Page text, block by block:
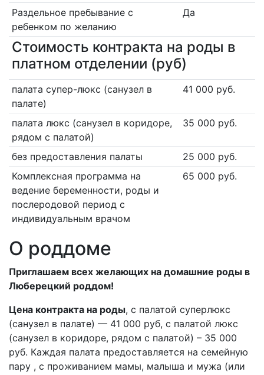
Раздельное пребывание с
ребенком по желанию
Да
Стоимость контракта на роды в
платном отделении (руб)
палата супер-люкс (санузел в
палате)
41 000 руб.
палата люкс (санузел в коридоре,
рядом с палатой)
35 000 руб.
без предоставления палаты
25 000 руб.
Комплексная программа на
ведение беременности, роды и
послеродовой период с
индивидуальным врачом
65 000 руб.
О роддоме
Приглашаем всех желающих на домашние роды в
Люберецкий роддом!
Цена контракта на роды, с палатой суперлюкс
(санузел в палате) — 41 000 руб, с палатой люкс
(санузел в коридоре, рядом с палатой) – 35 000
руб. Каждая палата предоставляется на семейную
пару , с проживанием мамы, малыша и мужа (или